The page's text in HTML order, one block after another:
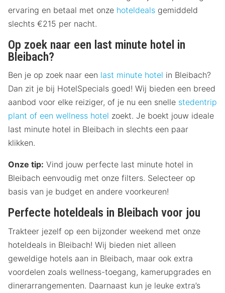
ervaring en betaal met onze hoteldeals gemiddeld
slechts €215 per nacht.
Op zoek naar een last minute hotel in
Bleibach?
Ben je op zoek naar een last minute hotel in Bleibach?
Dan zit je bij HotelSpecials goed! Wij bieden een breed
aanbod voor elke reiziger, of je nu een snelle stedentrip
plant of een wellness hotel zoekt. Je boekt jouw ideale
last minute hotel in Bleibach in slechts een paar
klikken.
Onze tip: Vind jouw perfecte last minute hotel in
Bleibach eenvoudig met onze filters. Selecteer op
basis van je budget en andere voorkeuren!
Perfecte hoteldeals in Bleibach voor jou
Trakteer jezelf op een bijzonder weekend met onze
hoteldeals in Bleibach! Wij bieden niet alleen
geweldige hotels aan in Bleibach, maar ook extra
voordelen zoals wellness-toegang, kamerupgrades en
dinerarrangementen. Daarnaast kun je leuke extra’s